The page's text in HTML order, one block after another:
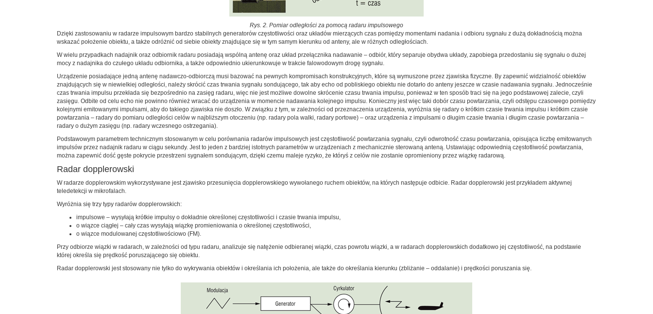
Rys. 2. Pomiar odległości za pomocą radaru impulsowego
Dzięki zastosowaniu w radarze impulsowym bardzo stabilnych generatorów częstotliwości oraz układów mierzących czas pomiędzy momentami nadania i odbioru sygnału z dużą dokładnością można
wskazać położenie obiektu, a także odróżnić od siebie obiekty znajdujące się w tym samym kierunku od anteny, ale w różnych odległościach.
W wielu przypadkach nadajnik oraz odbiornik radaru posiadają wspólną antenę oraz układ przełącznika nadawanie – odbiór, który separuje obydwa układy, zapobiega przedostaniu się sygnału o dużej
mocy z nadajnika do czułego układu odbiornika, a także odpowiednio ukierunkowuje w trakcie falowodowym drogę sygnału.
Urządzenie posiadające jedną antenę nadawczo-odbiorczą musi bazować na pewnych kompromisach konstrukcyjnych, które są wymuszone przez zjawiska fizyczne. By zapewnić widzialność obiektów
znajdujących się w niewielkiej odległości, należy skrócić czas trwania sygnału sondującego, tak aby echo od pobliskiego obiektu nie dotarło do anteny jeszcze w czasie nadawania sygnału. Jednocześnie
czas trwania impulsu przekłada się bezpośrednio na zasięg radaru, więc nie jest możliwe dowolne skrócenie czasu trwania impulsu, ponieważ w ten sposób traci się na jego podstawowej zalecie, czyli
zasięgu. Odbite od celu echo nie powinno również wracać do urządzenia w momencie nadawania kolejnego impulsu. Konieczny jest więc taki dobór czasu powtarzania, czyli odstępu czasowego pomiędzy
kolejnymi emitowanymi impulsami, aby do takiego zjawiska nie doszło. W związku z tym, w zależności od przeznaczenia urządzenia, wyróżnia się radary o krótkim czasie trwania impulsu i krótkim czasie
powtarzania – radary do pomiaru odległości celów w najbliższym otoczeniu (np. radary pola walki, radary portowe) – oraz urządzenia z impulsami o długim czasie trwania i długim czasie powtarzania –
radary o dużym zasięgu (np. radary wczesnego ostrzegania).
Podstawowym parametrem technicznym stosowanym w celu porównania radarów impulsowych jest częstotliwość powtarzania sygnału, czyli odwrotność czasu powtarzania, opisująca liczbę emitowanych
impulsów przez nadajnik radaru w ciągu sekundy. Jest to jeden z bardziej istotnych parametrów w urządzeniach z mechanicznie sterowaną anteną. Ustawiając odpowiednią częstotliwość powtarzania,
można zapewnić dość gęste pokrycie przestrzeni sygnałem sondującym, dzięki czemu maleje ryzyko, że któryś z celów nie zostanie opromieniony przez wiązkę radarową.
Radar dopplerowski
W radarze dopplerowskim wykorzystywane jest zjawisko przesunięcia dopplerowskiego wywołanego ruchem obiektów, na których następuje odbicie. Radar dopplerowski jest przykładem aktywnej
teledetekcji w mikrofalach.
Wyróżnia się trzy typy radarów dopplerowskich:
impulsowe – wysyłają krótkie impulsy o dokładnie określonej częstotliwości i czasie trwania impulsu,
o wiązce ciągłej – cały czas wysyłają wiązkę promieniowania o określonej częstotliwości,
o wiązce modulowanej częstotliwościowo (FM).
Przy odbiorze wiązki w radarach, w zależności od typu radaru, analizuje się natężenie odbieranej wiązki, czas powrotu wiązki, a w radarach dopplerowskich dodatkowo jej częstotliwość, na podstawie
której określa się prędkość poruszającego się obiektu.
Radar dopplerowski jest stosowany nie tylko do wykrywania obiektów i określania ich położenia, ale także do określania kierunku (zbliżanie – oddalanie) i prędkości poruszania się.